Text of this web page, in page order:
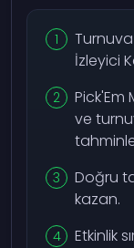
İzleyici
Pick'Em
ve
Doğru
kazan.
Etkinlik